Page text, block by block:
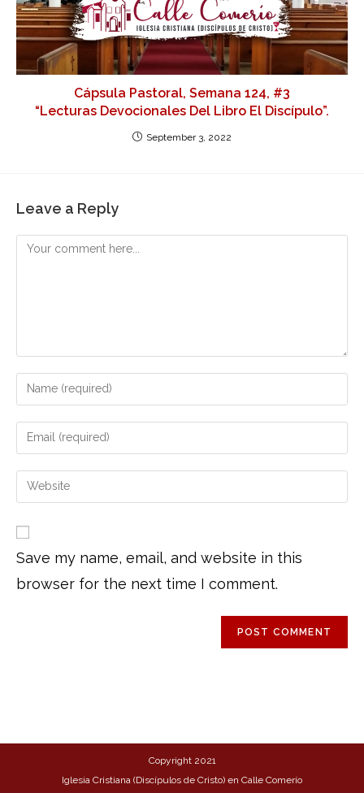
Cápsula Pastoral, Semana 124, #3
“Lecturas Devocionales Del Libro El Discípulo”.
September 3, 2022
Leave a Reply
Save my name, email, and website in this
browser for the next time I comment.
Copyright 2021
Iglesia Cristiana (Discípulos de Cristo) en Calle Comerío